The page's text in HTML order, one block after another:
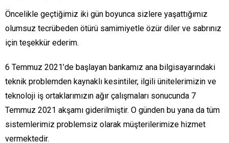
Öncelikle geçtiğimiz iki gün boyunca sizlere yaşattığımız
olumsuz tecrübeden ötürü samimiyetle özür diler ve sabrınız
için teşekkür ederim.
6 Temmuz 2021’de başlayan bankamız ana bilgisayarındaki
teknik problemden kaynaklı kesintiler, ilgili ünitelerimizin ve
teknoloji iş ortaklarımızın ağır çalışmaları sonucunda 7
Temmuz 2021 akşamı giderilmiştir. O günden bu yana da tüm
sistemlerimiz problemsiz olarak müşterilerimize hizmet
vermektedir.